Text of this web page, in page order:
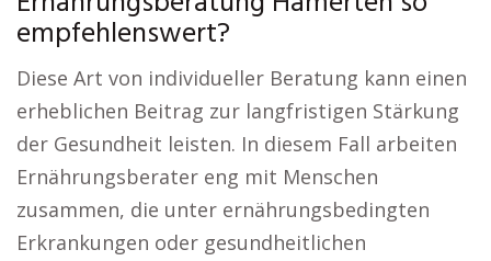
empfehlenswert?
Diese Art von individueller Beratung kann einen
erheblichen Beitrag zur langfristigen Stärkung
der Gesundheit leisten. In diesem Fall arbeiten
Ernährungsberater eng mit Menschen
zusammen, die unter ernährungsbedingten
Erkrankungen oder gesundheitlichen